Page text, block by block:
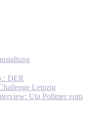
DER
Leipzig
Uta Pollmer vom